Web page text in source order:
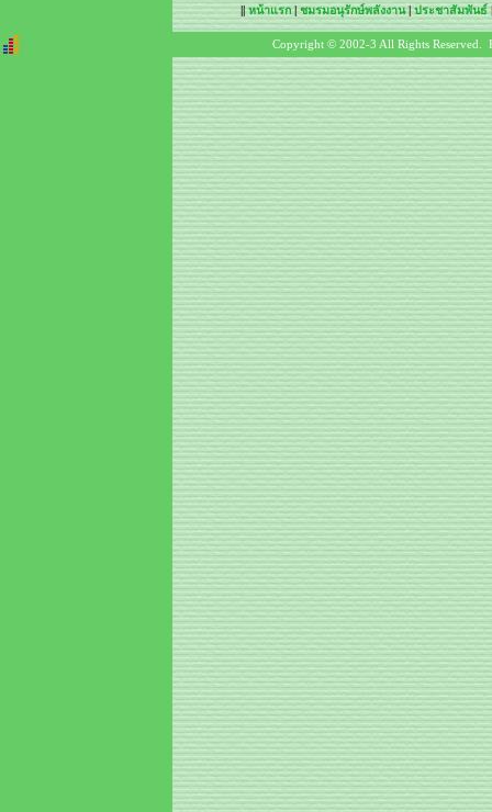
||หน้าแรก| ชมรมอนุรักษ์พลังงาน| ประชาสัมพันธ์
Copyright © 2002-3 All Rights